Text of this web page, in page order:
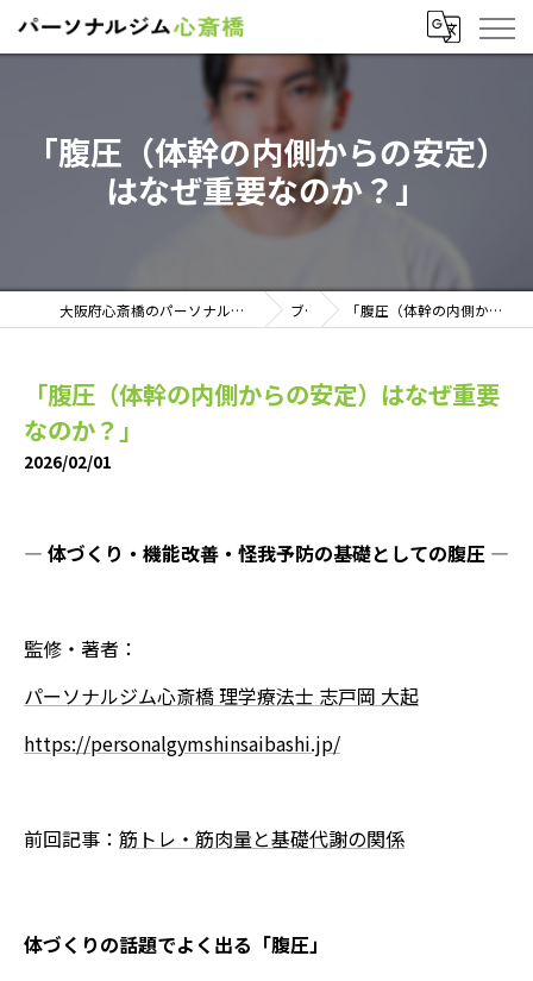
「腹圧（体幹の内側からの安定）
はなぜ重要なのか？」
大阪府心斎橋のパーソナルトレーニングならパーソナルジム心斎橋 ブログ 「腹圧（体幹の内側からの安定）はなぜ重要なのか？」
「腹圧（体幹の内側からの安定）はなぜ重要
なのか？」
2026/02/01
― 体づくり・機能改善・怪我予防の基礎としての腹圧 ―
監修・著者：
パーソナルジム心斎橋 理学療法士 志戸岡 大起
https://personalgymshinsaibashi.jp/
前回記事： 筋トレ・筋肉量と基礎代謝の関係
体づくりの話題でよく出る「腹圧」